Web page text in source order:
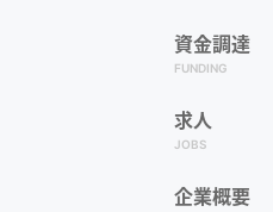
資金調達
FUNDING
求人
JOBS
企業概要